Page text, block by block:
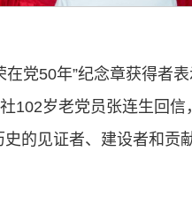
党50年”纪念章获得者
102岁老党员张连生回
的见证者、建设者和贡